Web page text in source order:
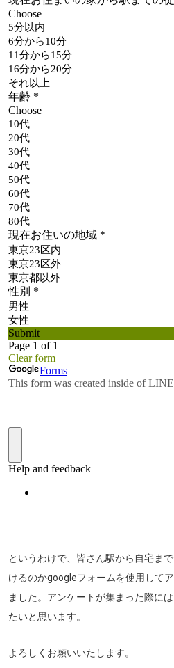
というわけで、皆さん駅から自宅ま
けるのかgoogleフォームを使用して
ました。アンケートが集まった際に
たいと思います。
よろしくお願いいたします。